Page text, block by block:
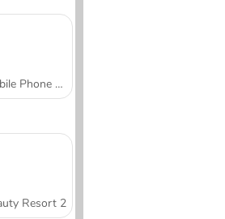
Mobile Phone Case Design & DIY
Resort 2